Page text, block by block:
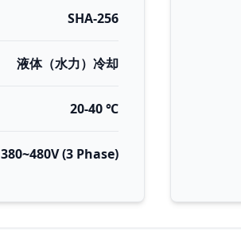
SHA-256
液体（水力）冷却
20-40 ℃
380~480V (3 Phase)